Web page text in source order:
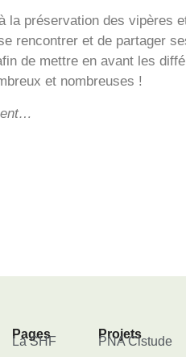
préservation des vipères
rencontrer et de partager
de mettre en avant les
et nombreuses !
Pages
La SHF
Projets
PNA Cistude